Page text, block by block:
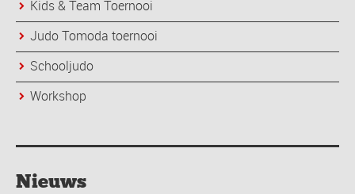
Kids & Team Toernooi
Judo Tomoda toernooi
Schooljudo
Workshop
Nieuws